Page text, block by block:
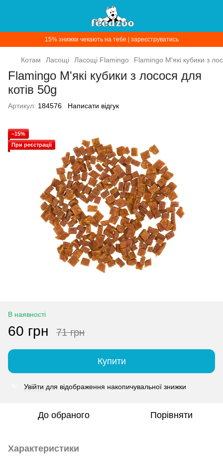
15% знижки чекають на тебе | зареєструватись
Котам Ласощі Ласощі Flamingo Flamingo М'які кубики з
Flamingo М'які кубики з лосося для
котів 50g
Артикул: 184576 Написати відгук
−15%
При реєстрації
В наявності
60 грн 71 грн
Купити
Увійти для відображення накопичувальної знижки
До обраного Порівняти
Характеристики